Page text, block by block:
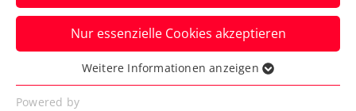
Der ÖTV-Youngster kämpft bei Roland
Garros um den Finaleinzug. Der
Maximilian Taucher bereits gelungen ist.
Verfasst von: Manuel Wachta, 06.06.2024
Nur essenzielle Cookies akzeptieren
Essenziell
Essenzielle Cookies werden für grundlegende
Weitere Informationen anzeigen
Powered by